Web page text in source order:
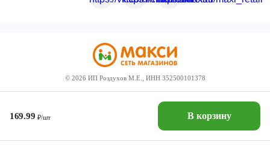
169.99 ₽/шт В корзину
© 2026 ИП Роздухов М.Е., ИНН 352500101378